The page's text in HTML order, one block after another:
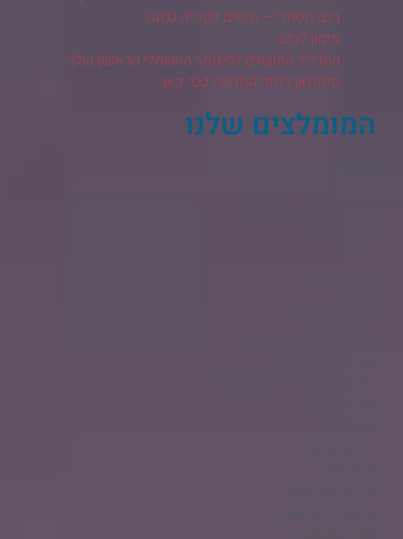
רכב מסחרי – טיפים לקנייה נכונה
מימון לרכב
המדריך המושלם לפסנתר החשמלי הראשון שלך
סיטרואן ג'מפי החדשה כבר כאן
המומלצים שלנו